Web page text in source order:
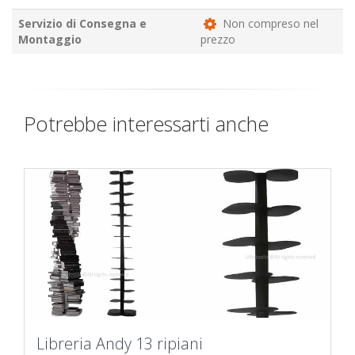
Servizio di Consegna e
Montaggio
Non compreso nel
prezzo
Potrebbe interessarti anche
Libreria Andy 13 ripiani